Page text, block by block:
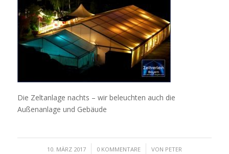
Die Zeltanlage nachts – wir beleuchten auch die
Außenanlage und Gebäude
10. MÄRZ 2017
/ 0 KOMMENTARE
/ VON PETER